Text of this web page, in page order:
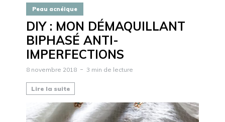
Peau acnéique
DIY : MON DÉMAQUILLANT
BIPHASÉ ANTI-
IMPERFECTIONS
8 novembre 2018 3 min de lecture
Lire la suite